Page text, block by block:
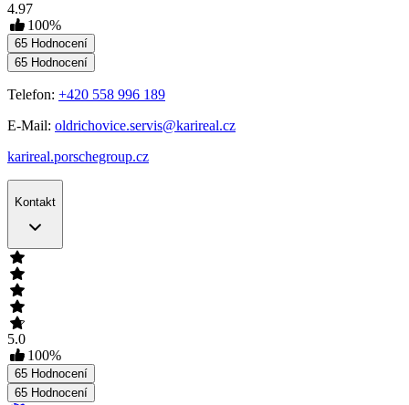
4.97
100%
65 Hodnocení
65 Hodnocení
Telefon: +420 558 996 189
E-Mail: oldrichovice.servis@karireal.cz
karireal.porschegroup.cz
Kontakt
5.0
100%
65 Hodnocení
65 Hodnocení